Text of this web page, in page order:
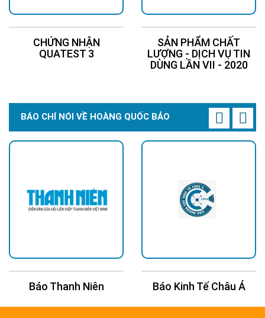
Chọn vị trí đón nắng tốt:
Tấm pin cần được đặt hướng
hướng Nam tại Việt Nam). Bạn nên tránh để bóng cây,
mái che hay công trình che khuất tấm pin.
CHỨNG NHẬN
QUATEST 3
SẢN PHẨM CHẤT
LƯỢNG - DỊCH VỤ TIN
DÙNG LẦN VII - 2020
BÁO CHÍ NÓI VỀ HOÀNG QUỐC BẢO
Báo Thanh Niên Báo Kinh Tế Châu Á